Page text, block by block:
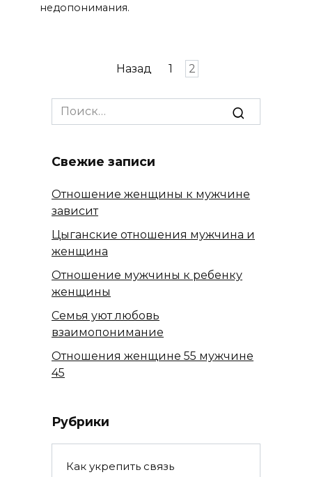
недопонимания.
Назад 1 2
Search
for:
Свежие записи
Отношение женщины к мужчине
зависит
Цыганские отношения мужчина и
женщина
Отношение мужчины к ребенку
женщины
Семья уют любовь
взаимопонимание
Отношения женщине 55 мужчине
45
Рубрики
Как укрепить связь